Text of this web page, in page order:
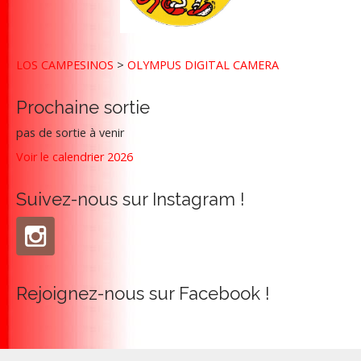
i
o
n
LOS CAMPESINOS > OLYMPUS DIGITAL CAMERA
Prochaine sortie
pas de sortie à venir
Voir le calendrier 2026
Suivez-nous sur Instagram !
Rejoignez-nous sur Facebook !